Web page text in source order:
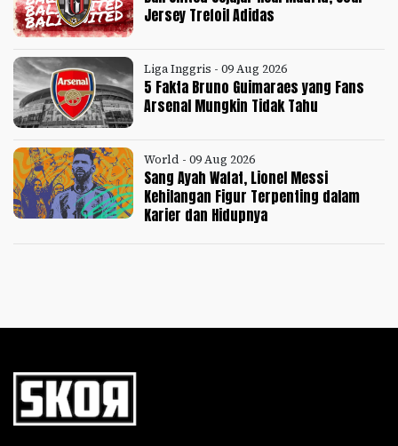
Jersey Trefoil Adidas
Liga Inggris - 09 Aug 2026
5 Fakta Bruno Guimaraes yang Fans
Arsenal Mungkin Tidak Tahu
World - 09 Aug 2026
Sang Ayah Wafat, Lionel Messi
Kehilangan Figur Terpenting dalam
Karier dan Hidupnya